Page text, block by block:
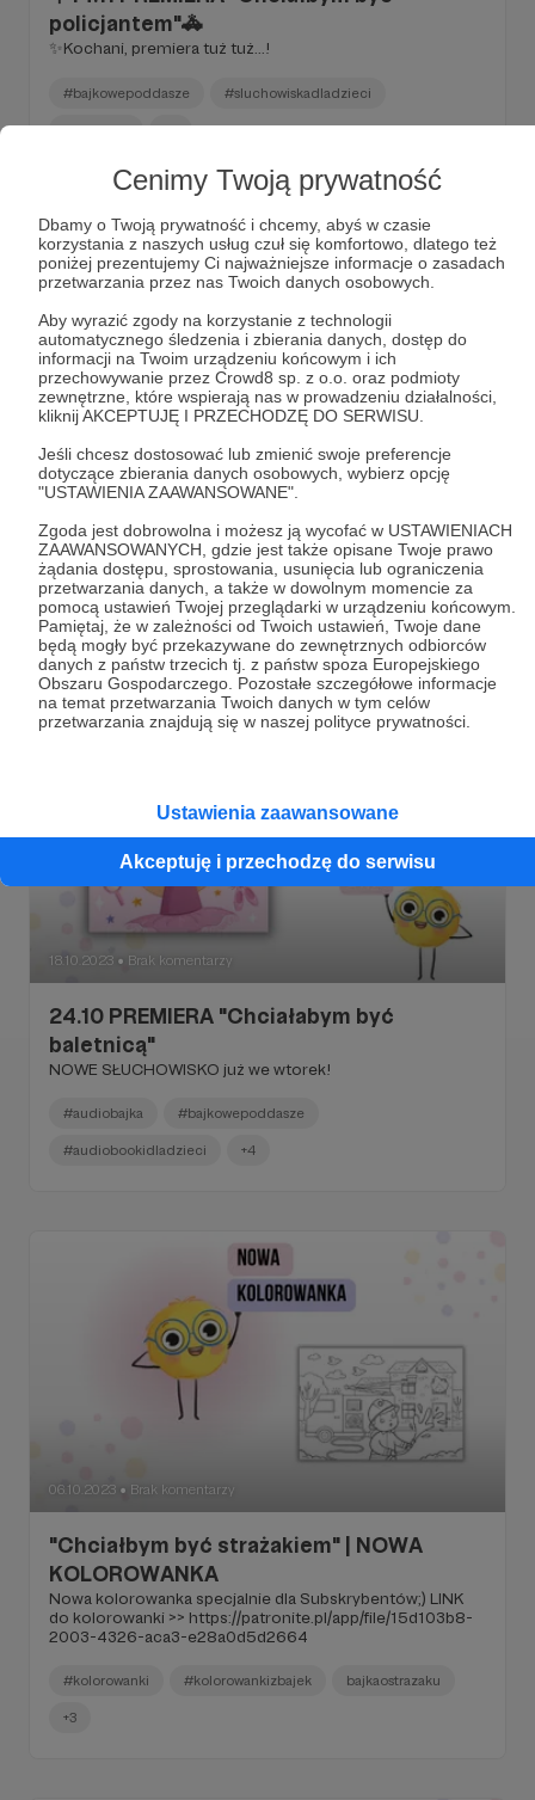
Cenimy Twoją prywatność
Dbamy o Twoją prywatność i chcemy, abyś w czasie
korzystania z naszych usług czuł się komfortowo, dlatego też
poniżej prezentujemy Ci najważniejsze informacje o zasadach
przetwarzania przez nas Twoich danych osobowych.
Aby wyrazić zgody na korzystanie z technologii
automatycznego śledzenia i zbierania danych, dostęp do
informacji na Twoim urządzeniu końcowym i ich
przechowywanie przez Crowd8 sp. z o.o. oraz podmioty
zewnętrzne, które wspierają nas w prowadzeniu działalności,
kliknij AKCEPTUJĘ I PRZECHODZĘ DO SERWISU.
Jeśli chcesz dostosować lub zmienić swoje preferencje
dotyczące zbierania danych osobowych, wybierz opcję
"USTAWIENIA ZAAWANSOWANE".
Zgoda jest dobrowolna i możesz ją wycofać w USTAWIENIACH
ZAAWANSOWANYCH, gdzie jest także opisane Twoje prawo
żądania dostępu, sprostowania, usunięcia lub ograniczenia
przetwarzania danych, a także w dowolnym momencie za
pomocą ustawień Twojej przeglądarki w urządzeniu końcowym.
Pamiętaj, że w zależności od Twoich ustawień, Twoje dane
będą mogły być przekazywane do zewnętrznych odbiorców
danych z państw trzecich tj. z państw spoza Europejskiego
Obszaru Gospodarczego. Pozostałe szczegółowe informacje
na temat przetwarzania Twoich danych w tym celów
przetwarzania znajdują się w naszej polityce prywatności.
Ustawienia zaawansowane
Akceptuję i przechodzę do serwisu
policjantem"🚓
✨Kochani, premiera tuż tuż...!
#bajkowepoddasze #sluchowiskadladzieci
#policjant +7
24.10.2023 Brak komentarzy
Chciałabym być baletnicą | NOWOŚĆ już
w aplikacji!
Odcinek o zawodzie baletnicy - już w aplikacji!
#audiobajka #bajkidosluchania #baletnica +2
18.10.2023 ● Brak komentarzy
24.10 PREMIERA "Chciałabym być
baletnicą"
NOWE SŁUCHOWISKO już we wtorek!
#audiobajka #bajkowepoddasze
#audiobookidladzieci +4
06.10.2023 ● Brak komentarzy
"Chciałbym być strażakiem" | NOWA
KOLOROWANKA
Nowa kolorowanka specjalnie dla Subskrybentów;) LINK
do kolorowanki >> https://patronite.pl/app/file/15d103b8-
2003-4326-aca3-e28a0d5d2664
#kolorowanki #kolorowankizbajek bajkaostrazaku
+3